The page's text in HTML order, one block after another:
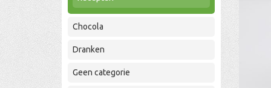
Chocola
Dranken
Geen categorie